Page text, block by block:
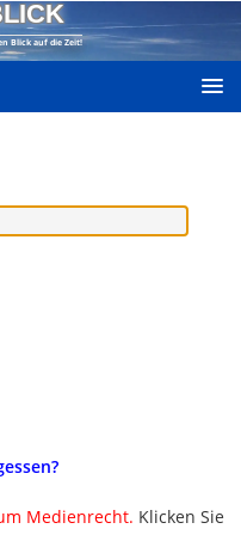
Blick auf die Zeit!
Medienrecht. Klicken Sie